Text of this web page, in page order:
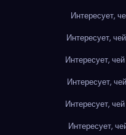
Интересует,
Интересует,
Интересует,
Интересует,
Интересует,
Интересует,